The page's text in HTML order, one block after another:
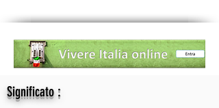
Significato: